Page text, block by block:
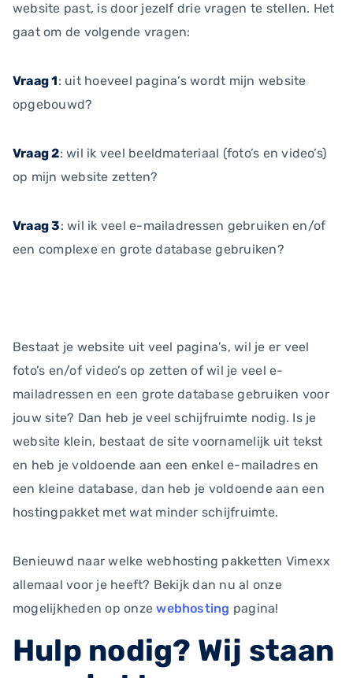
website past, is door jezelf drie vragen te stellen. Het
gaat om de volgende vragen:
Vraag 1: uit hoeveel pagina’s wordt mijn website
opgebouwd?
Vraag 2: wil ik veel beeldmateriaal (foto’s en video’s)
op mijn website zetten?
Vraag 3: wil ik veel e-mailadressen gebruiken en/of
een complexe en grote database gebruiken?
Bestaat je website uit veel pagina’s, wil je er veel
foto’s en/of video’s op zetten of wil je veel e-
mailadressen en een grote database gebruiken voor
jouw site? Dan heb je veel schijfruimte nodig. Is je
website klein, bestaat de site voornamelijk uit tekst
en heb je voldoende aan een enkel e-mailadres en
een kleine database, dan heb je voldoende aan een
hostingpakket met wat minder schijfruimte.
Benieuwd naar welke webhosting pakketten Vimexx
allemaal voor je heeft? Bekijk dan nu al onze
mogelijkheden op onzewebhosting pagina!
Hulp nodig? Wij staan